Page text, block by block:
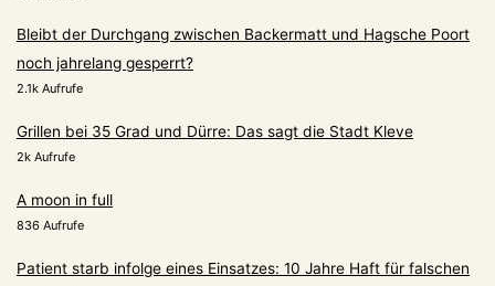
Bleibt der Durchgang zwischen Backermatt und Hagsche Poort
noch jahrelang gesperrt?
2.1k Aufrufe
Grillen bei 35 Grad und Dürre: Das sagt die Stadt Kleve
2k Aufrufe
A moon in full
836 Aufrufe
Patient starb infolge eines Einsatzes: 10 Jahre Haft für falschen